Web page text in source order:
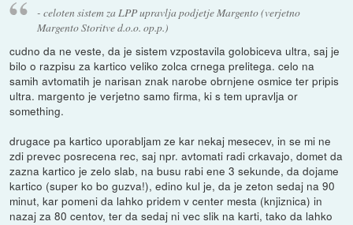
- celoten sistem za LPP upravlja podjetje Margento (verjetno
Margento Storitve d.o.o. op.p.)
cudno da ne veste, da je sistem vzpostavila golobiceva ultra, saj je
bilo o razpisu za kartico veliko zolca crnega prelitega. celo na
samih avtomatih je narisan znak narobe obrnjene osmice ter pripis
ultra. margento je verjetno samo firma, ki s tem upravlja or
something.
drugace pa kartico uporabljam ze kar nekaj mesecev, in se mi ne
zdi prevec posrecena rec, saj npr. avtomati radi crkavajo, domet da
zazna kartico je zelo slab, na busu rabi ene 3 sekunde, da dojame
kartico (super ko bo guzva!), edino kul je, da je zeton sedaj na 90
minut, kar pomeni da lahko pridem v center mesta (knjiznica) in
nazaj za 80 centov, ter da sedaj ni vec slik na karti, tako da lahko